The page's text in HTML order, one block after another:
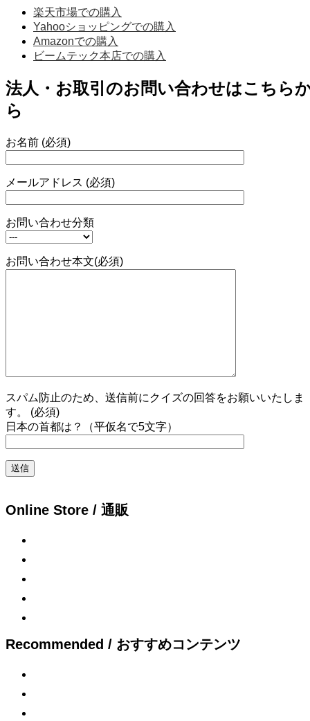
楽天市場での購入
Yahooショッピングでの購入
Amazonでの購入
ビームテック本店での購入
法人・お取引のお問い合わせはこちら
ら
お名前 (必須)
メールアドレス (必須)
お問い合わせ分類
お問い合わせ本文(必須)
スパム防止のため、送信前にクイズの回答をお願いいたしま
す。 (必須)
日本の首都は？（平仮名で5文字）
Online Store / 通販
Recommended / おすすめコンテンツ